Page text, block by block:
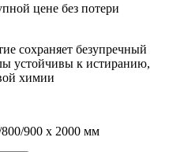
цене без потери
сохраняет безупречный
устойчивы к истиранию,
химии
900 x 2000 мм